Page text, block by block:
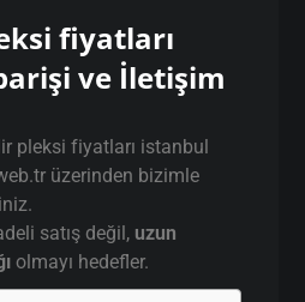
fiyatları
ve İletişim
pleksi fiyatları istanbul
üzerinden bizimle
satış değil, uzun
olmayı hedefler.